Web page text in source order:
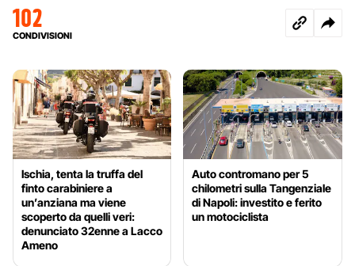
102
CONDIVISIONI
Ischia, tenta la truffa del
finto carabiniere a
un’anziana ma viene
scoperto da quelli veri:
denunciato 32enne a Lacco
Ameno
Auto contromano per 5
chilometri sulla Tangenziale
di Napoli: investito e ferito
un motociclista